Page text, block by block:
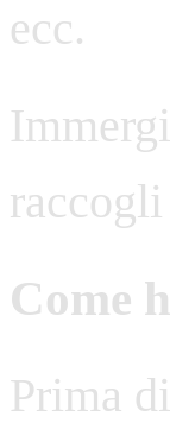
ecc.
Come
Prima